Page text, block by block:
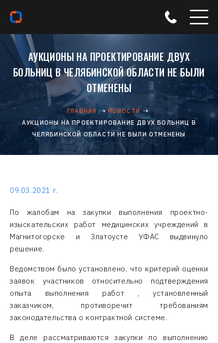
АУКЦИОНЫ НА ПРОЕКТИРОВАНИЕ ДВУХ
БОЛЬНИЦ В ЧЕЛЯБИНСКОЙ ОБЛАСТИ НЕ БЫЛИ
ОТМЕНЕНЫ
ГЛАВНАЯ
НОВОСТИ
АУКЦИОНЫ НА ПРОЕКТИРОВАНИЕ ДВУХ БОЛЬНИЦ В
ЧЕЛЯБИНСКОЙ ОБЛАСТИ НЕ БЫЛИ ОТМЕНЕНЫ
09.03.2021 г.
По жалобам на закупки выполнения проектно-
изыскательских работ медицинских учреждений в
Магнитогорске и Златоусте УФАС выдвинуло
решение.
Ведомством было установлено, что критерий оценки
заявок участников относительно подтверждения
опыта выполнения работ , установленный
заказчиком, противоречит требованиям
законодательства о контрактной системе.
В деле рассматриваются закупки по выполнению